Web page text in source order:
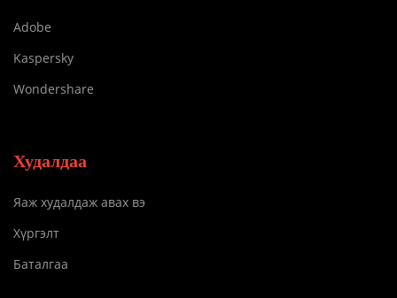
Adobe
Kaspersky
Wondershare
Худалдаа
Яаж худалдаж авах вэ
Хүргэлт
Баталгаа